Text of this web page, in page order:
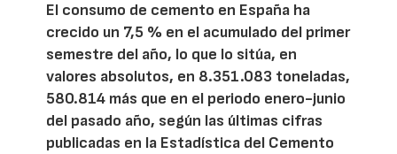
El consumo de cemento en España ha
crecido un 7,5 % en el acumulado del primer
semestre del año, lo que lo sitúa, en
valores absolutos, en 8.351.083 toneladas,
580.814 más que en el periodo enero-junio
del pasado año, según las últimas cifras
publicadas en la Estadística del Cemento